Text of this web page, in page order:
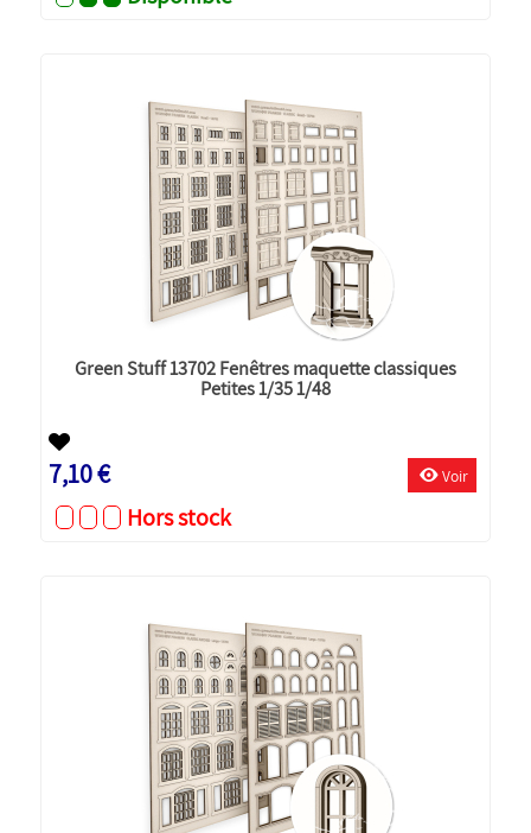
Green Stuff 13702 Fenêtres maquette classiques
Petites 1/35 1/48
7,10 € Voir
Hors stock